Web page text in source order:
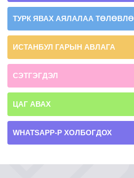
ТУРК ЯВАХ АЯЛАЛАА ТӨЛӨВЛӨ
ИСТАНБУЛ ГАРЫН АВЛАГА
СЭТГЭГДЭЛ
ЦАГ АВАХ
WHATSAPP-Р ХОЛБОГДОХ